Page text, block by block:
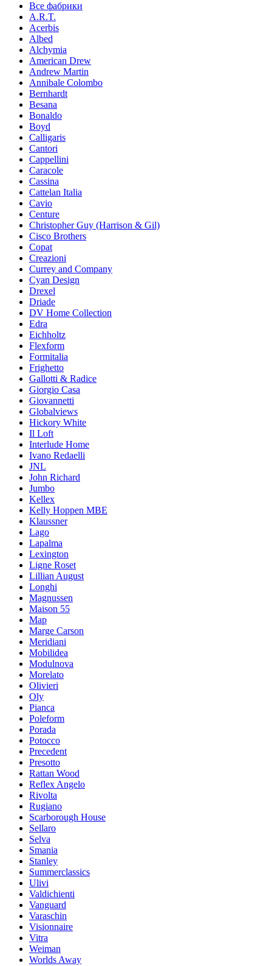
Все фабрики
A.R.T.
Acerbis
Albed
Alchymia
American Drew
Andrew Martin
Annibale Colombo
Bernhardt
Besana
Bonaldo
Boyd
Calligaris
Cantori
Cappellini
Caracole
Cassina
Cattelan Italia
Cavio
Centure
Christopher Guy (Harrison & Gil)
Cisco Brothers
Copat
Creazioni
Currey and Company
Cyan Design
Drexel
Driade
DV Home Collection
Edra
Eichholtz
Flexform
Formitalia
Frighetto
Gallotti & Radice
Giorgio Casa
Giovannetti
Globalviews
Hickory White
Il Loft
Interlude Home
Ivano Redaelli
JNL
John Richard
Jumbo
Kellex
Kelly Hoppen MBE
Klaussner
Lago
Lapalma
Lexington
Ligne Roset
Lillian August
Longhi
Magnussen
Maison 55
Map
Marge Carson
Meridiani
Mobilidea
Modulnova
Morelato
Olivieri
Oly
Pianca
Poleform
Porada
Potocco
Precedent
Presotto
Rattan Wood
Reflex Angelo
Rivolta
Rugiano
Scarborough House
Sellaro
Selva
Smania
Stanley
Summerclassics
Ulivi
Valdichienti
Vanguard
Varaschin
Visionnaire
Vitra
Weiman
Worlds Away